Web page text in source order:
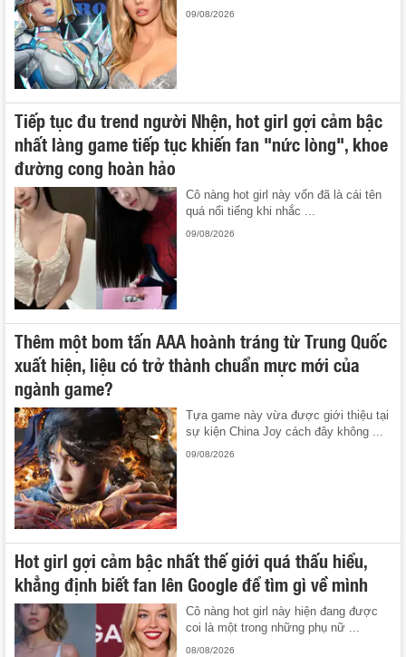
09/08/2026
Tiếp tục đu trend người Nhện, hot girl gợi cảm bậc
nhất làng game tiếp tục khiến fan "nức lòng", khoe
đường cong hoàn hảo
Cô nàng hot girl này vốn đã là cái tên
quá nổi tiếng khi nhắc ...
09/08/2026
Thêm một bom tấn AAA hoành tráng từ Trung Quốc
xuất hiện, liệu có trở thành chuẩn mực mới của
ngành game?
Tựa game này vừa được giới thiệu tại
sự kiện China Joy cách đây không ...
09/08/2026
Hot girl gợi cảm bậc nhất thế giới quá thấu hiểu,
khẳng định biết fan lên Google để tìm gì về mình
Cô nàng hot girl này hiện đang được
coi là một trong những phụ nữ ...
08/08/2026